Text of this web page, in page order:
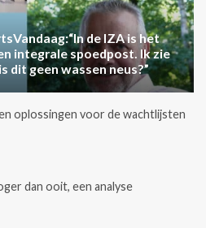
de IZA is het
integrale spoedpost. Ik zie
dit geen wassen neus?”
oplossingen voor de wachtlijsten
dan ooit, een analyse